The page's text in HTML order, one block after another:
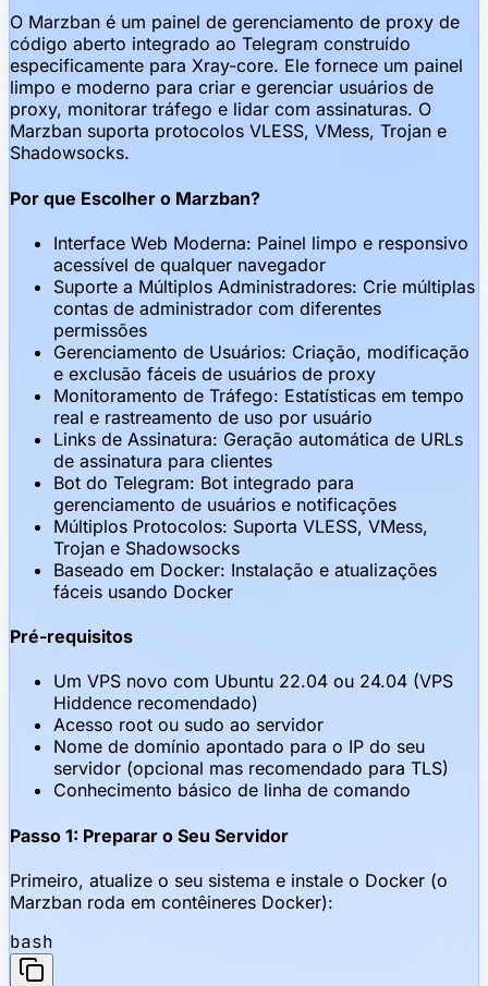
O Marzban é um painel de gerenciamento de proxy de
código aberto integrado ao Telegram construído
especificamente para Xray-core. Ele fornece um painel
limpo e moderno para criar e gerenciar usuários de
proxy, monitorar tráfego e lidar com assinaturas. O
Marzban suporta protocolos VLESS, VMess, Trojan e
Shadowsocks.
Por que Escolher o Marzban?
Interface Web Moderna: Painel limpo e responsivo
acessível de qualquer navegador
Suporte a Múltiplos Administradores: Crie múltiplas
contas de administrador com diferentes
permissões
Gerenciamento de Usuários: Criação, modificação
e exclusão fáceis de usuários de proxy
Monitoramento de Tráfego: Estatísticas em tempo
real e rastreamento de uso por usuário
Links de Assinatura: Geração automática de URLs
de assinatura para clientes
Bot do Telegram: Bot integrado para
gerenciamento de usuários e notificações
Múltiplos Protocolos: Suporta VLESS, VMess,
Trojan e Shadowsocks
Baseado em Docker: Instalação e atualizações
fáceis usando Docker
Pré-requisitos
Um VPS novo com Ubuntu 22.04 ou 24.04 (VPS
Hiddence recomendado)
Acesso root ou sudo ao servidor
Nome de domínio apontado para o IP do seu
servidor (opcional mas recomendado para TLS)
Conhecimento básico de linha de comando
Passo 1: Preparar o Seu Servidor
Primeiro, atualize o seu sistema e instale o Docker (o
Marzban roda em contêineres Docker):
bash